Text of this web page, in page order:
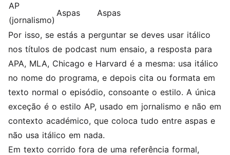
AP
(jornalismo)
Aspas Aspas
Por isso, se estás a perguntar se deves usar itálico
nos títulos de podcast num ensaio, a resposta para
APA, MLA, Chicago e Harvard é a mesma: usa itálico
no nome do programa, e depois cita ou formata em
texto normal o episódio, consoante o estilo. A única
exceção é o estilo AP, usado em jornalismo e não em
contexto académico, que coloca tudo entre aspas e
não usa itálico em nada.
Em texto corrido fora de uma referência formal,